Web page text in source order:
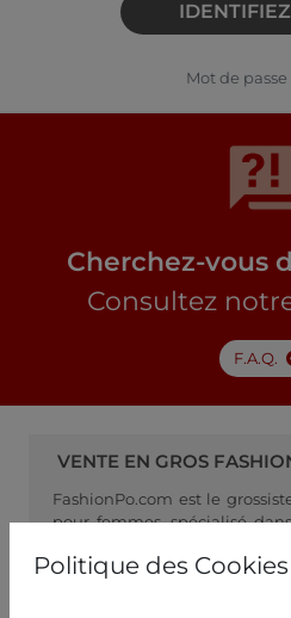
Politique des Cookies
Mot de
Cherchez-vous
Consultez
F.A.Q.
VENTE EN GROS
FashionPo.com est le
pour femmes, spécialisé
les détaillants. Achetez